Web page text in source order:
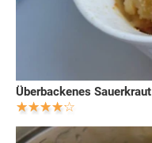
Überbackenes Sauerkraut